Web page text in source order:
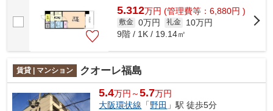
5.312万円 (管理費等：6,880円 )
敷金 0万円 礼金
10万円
9階 / 1K / 19.14㎡
賃貸 | マンション クオーレ福島
5.4万円～5.7万円
大阪環状線 「野田 」駅 徒歩5分